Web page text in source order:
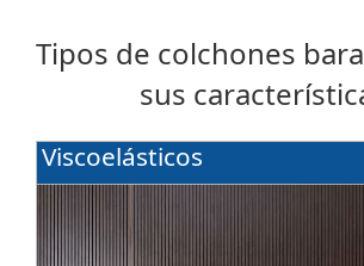
Tipos de colchones
sus
Viscoelásticos